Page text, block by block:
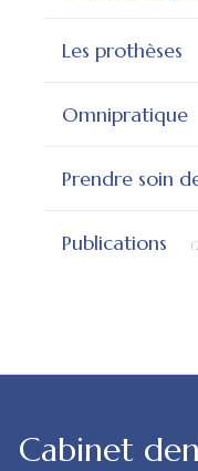
Les prothèses
Omnipratique
Prendre soin
Publications
Cabinet